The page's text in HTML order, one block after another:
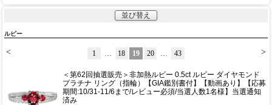
並び替え
ルビー
< >
1 18 19 20 43
＜第62回抽選販売＞非加熱ルビー 0.5ct ルビー ダイヤモンド
プラチナ リング（指輪）【GIA鑑別書付】【動画あり】【応募
期間:10/31-11/6まで/レビュー必須/当選人数1名様】当選通知
済み